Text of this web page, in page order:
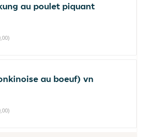
au poulet piquant
au boeuf) vn